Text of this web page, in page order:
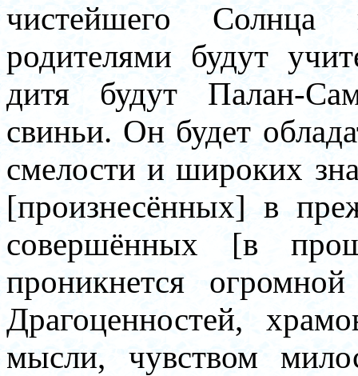
чистейшего
родителями будут
дитя будут Палан-
свиньи. Он будет
смелости и широких
[произнесённых] в
совершённых [в
проникнется
Драгоценностей,
мысли, чувством